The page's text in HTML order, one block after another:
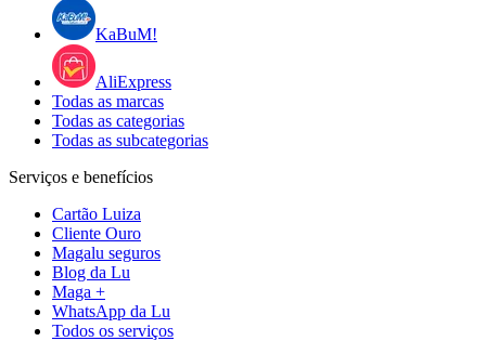
KaBuM!
AliExpress
Todas as marcas
Todas as categorias
Todas as subcategorias
Serviços e benefícios
Cartão Luiza
Cliente Ouro
Magalu seguros
Blog da Lu
Maga +
WhatsApp da Lu
Todos os serviços